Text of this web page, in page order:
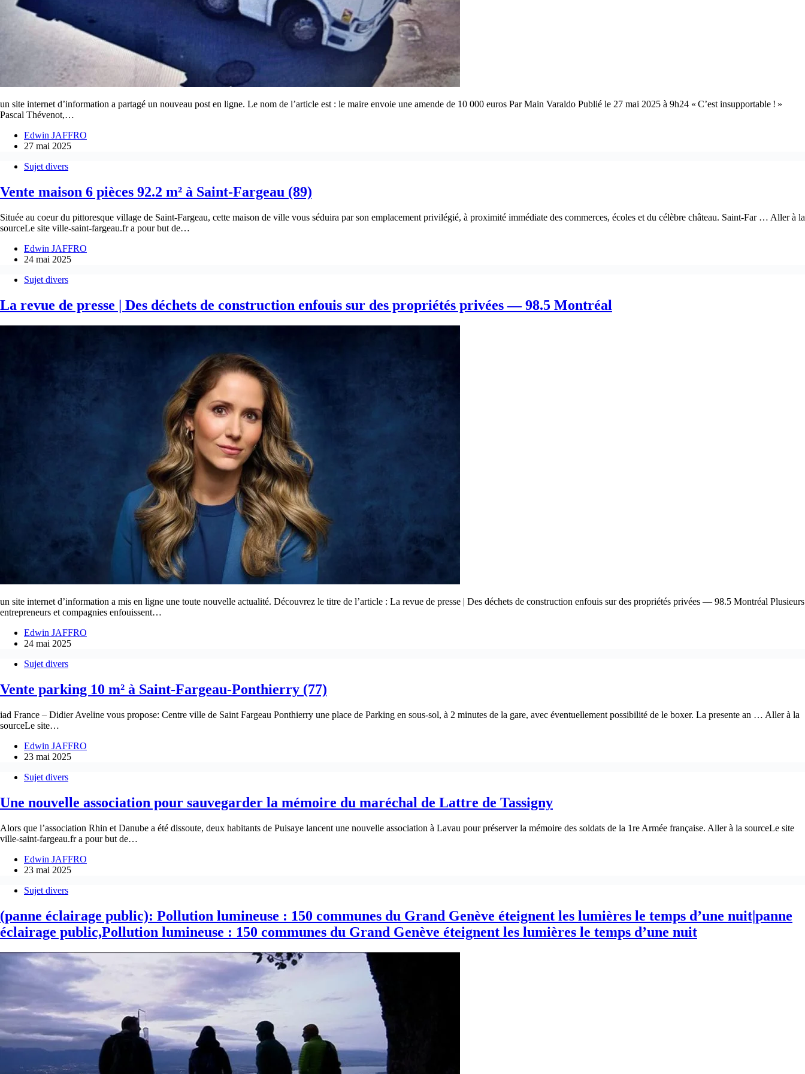
un site internet d’information a partagé un nouveau post en ligne. Le nom de l’article est : le maire envoie une amende de 10 000 euros Par Main Varaldo Publié le 27 mai 2025 à 9h24 « C’est insupportable ! »
Pascal Thévenot,…
Edwin JAFFRO
27 mai 2025
Sujet divers
Vente maison 6 pièces 92.2 m² à Saint-Fargeau (89)
Située au coeur du pittoresque village de Saint-Fargeau, cette maison de ville vous séduira par son emplacement privilégié, à proximité immédiate des commerces, écoles et du célèbre château. Saint-Far … Aller à la
sourceLe site ville-saint-fargeau.fr a pour but de…
Edwin JAFFRO
24 mai 2025
Sujet divers
La revue de presse | Des déchets de construction enfouis sur des propriétés privées — 98.5 Montréal
un site internet d’information a mis en ligne une toute nouvelle actualité. Découvrez le titre de l’article : La revue de presse | Des déchets de construction enfouis sur des propriétés privées — 98.5 Montréal Plusieurs
entrepreneurs et compagnies enfouissent…
Edwin JAFFRO
24 mai 2025
Sujet divers
Vente parking 10 m² à Saint-Fargeau-Ponthierry (77)
iad France – Didier Aveline vous propose: Centre ville de Saint Fargeau Ponthierry une place de Parking en sous-sol, à 2 minutes de la gare, avec éventuellement possibilité de le boxer. La presente an … Aller à la
sourceLe site…
Edwin JAFFRO
23 mai 2025
Sujet divers
Une nouvelle association pour sauvegarder la mémoire du maréchal de Lattre de Tassigny
Alors que l’association Rhin et Danube a été dissoute, deux habitants de Puisaye lancent une nouvelle association à Lavau pour préserver la mémoire des soldats de la 1re Armée française. Aller à la sourceLe site
ville-saint-fargeau.fr a pour but de…
Edwin JAFFRO
23 mai 2025
Sujet divers
(panne éclairage public): Pollution lumineuse : 150 communes du Grand Genève éteignent les lumières le temps d’une nuit|panne
éclairage public,Pollution lumineuse : 150 communes du Grand Genève éteignent les lumières le temps d’une nuit